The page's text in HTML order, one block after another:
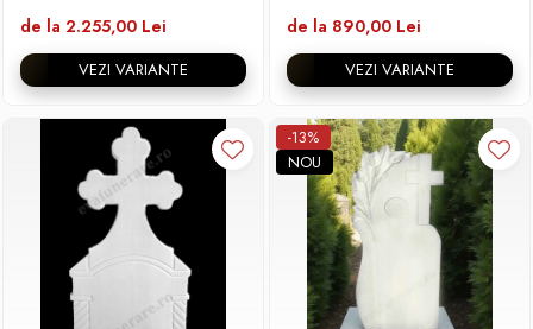
de la 2.255,00 Lei
VEZI VARIANTE
de la 890,00 Lei
VEZI VARIANTE
-13%
NOU